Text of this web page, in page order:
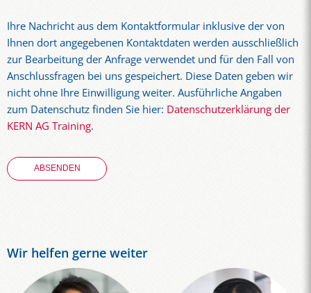
Ihre Nachricht aus dem Kontaktformular inklusive der von
Ihnen dort angegebenen Kontaktdaten werden ausschließlich
zur Bearbeitung der Anfrage verwendet und für den Fall von
Anschlussfragen bei uns gespeichert. Diese Daten geben wir
nicht ohne Ihre Einwilligung weiter. Ausführliche Angaben
zum Datenschutz finden Sie hier: Datenschutzerklärung der
KERN AG Training.
Wir helfen gerne weiter